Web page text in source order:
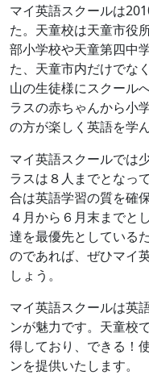
マイ英語スクールは
た。天童校は天童市役
部小学校や天童第四中
た、天童市内だけでな
山の生徒様にスクール
ラスの赤ちゃんから小
の方が楽しく英語を学
マイ英語スクールでは
ラスは８人までとなっ
合は英語学習の質を確
４月から６月末までと
達を最優先としている
のであれば、ぜひマイ
しょう。
マイ英語スクールは英
ンが魅力です。天童校
得しており、できる！
ンを提供いたします。